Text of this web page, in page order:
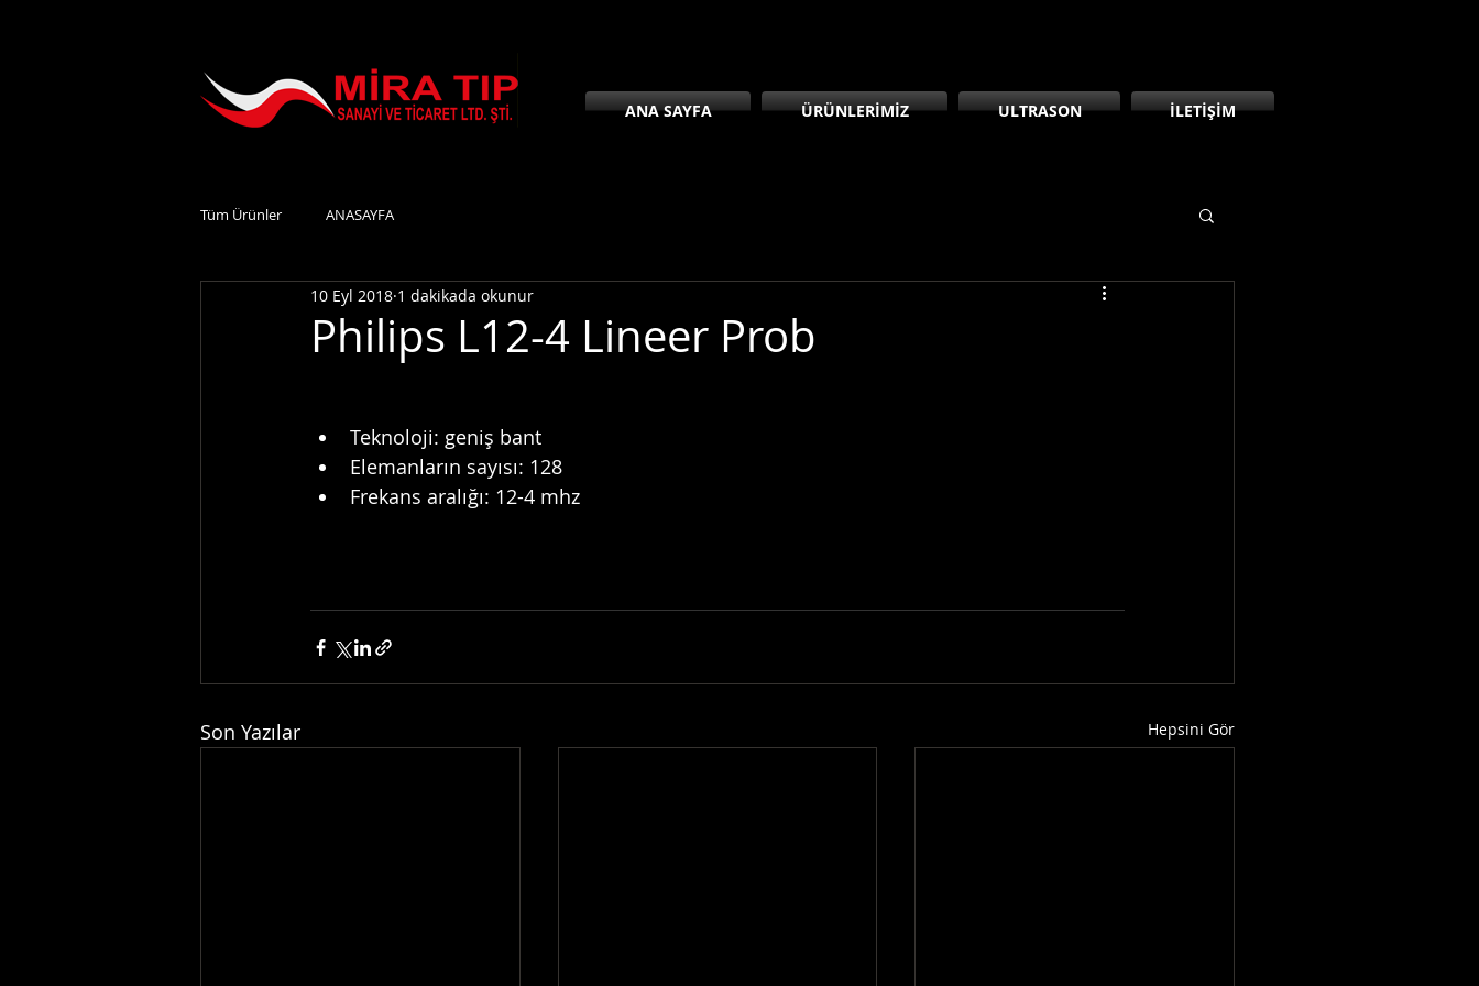
ANA SAYFA ÜRÜNLERİMİZ ULTRASON İLETİŞİM
Tüm Ürünler ANASAYFA
Philips L12-4 Lineer Prob
10 Eyl 2018 1 dakikada okunur
Teknoloji: geniş bant
Elemanların sayısı: 128
Frekans aralığı: 12-4 mhz
Son Yazılar Hepsini Gör